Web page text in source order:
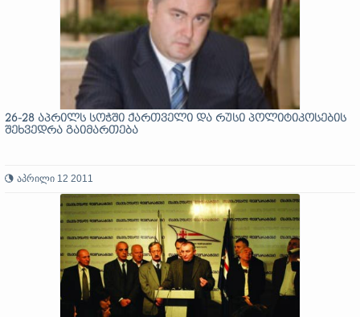
26-28 აპრილს სოჭში ქართველი და რუსი პოლიტიკოსების
შეხვედრა გაიმართება
აპრილი 12 2011